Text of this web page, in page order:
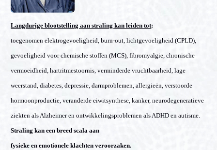
Langdurige blootstelling aan straling kan leiden tot:
toegenomen elektrogevoeligheid, burn-out, lichtgevoeligheid (CPLD),
gevoeligheid voor chemische stoffen (MCS), fibromyalgie, chronische
vermoeidheid, hartritmestoornis, verminderde vruchtbaarheid, lage
weerstand, diabetes, depressie, darmproblemen, allergieën, verstoorde
hormoonproductie, veranderde eiwitsynthese, kanker, neurodegeneratieve
ziekten als Alzheimer en ontwikkelingsproblemen als ADHD en autisme.
Straling kan een breed scala aan
fysieke en emotionele klachten veroorzaken.